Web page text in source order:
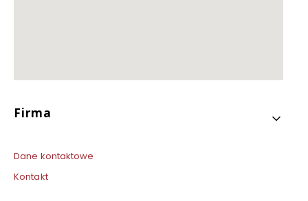
Linki w stopce
Firma
Dane kontaktowe
Kontakt